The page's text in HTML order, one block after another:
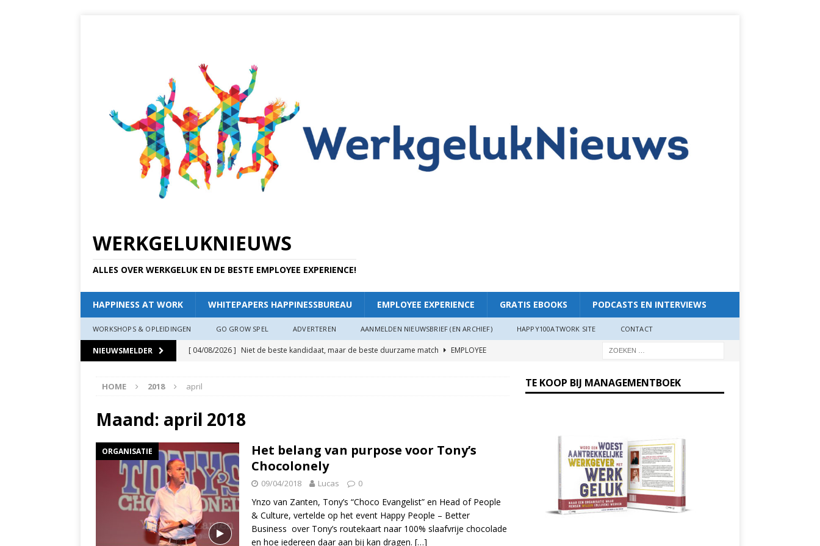
WERKGELUKNIEUWS
ALLES OVER WERKGELUK EN DE BESTE EMPLOYEE EXPERIENCE!
HAPPINESS AT WORK WHITEPAPERS HAPPINESSBUREAU EMPLOYEE EXPERIENCE GRATIS EBOOKS PODCASTS EN INTERVIEWS
WORKSHOPS & OPLEIDINGEN GO GROW SPEL ADVERTEREN AANMELDEN NIEUWSBRIEF (EN ARCHIEF) HAPPY100ATWORK SITE CONTACT
NIEUWSMELDER [ 04/08/2026 ] Niet de beste kandidaat, maar de beste duurzame match
EMPLOYEE
[ 11/07/2026 ]
[ 07/07/2026 ] “Werkgevers hebben meer invloed op de WIA-instroom dan zij denken”
[ 19/06/2026 ]
Zo creëer je meer plezier en verbinding op het werk: “Als je goed in je vel
zit, ben je veerkrach­tiger”
[ 19/06/2026 ]
HAPPINESS AT WORK
[ 13/03/2026 ]
Verdiepingsdag Werkgeluk op 17 juni 2026! HAPPINESS AT WORK
HOME 2018 april
Maand: april 2018
ORGANISATIE
Het belang van purpose voor Tony’s
Chocolonely
09/04/2018 Lucas 0
Ynzo van Zanten, Tony’s “Choco Evangelist” en Head of People
& Culture, vertelde op het event Happy People – Better
Business over Tony’s routekaart naar 100% slaafvrije chocolade
en hoe iedereen daar aan bij kan dragen. […]
TE KOOP BIJ MANAGEMENTBOEK